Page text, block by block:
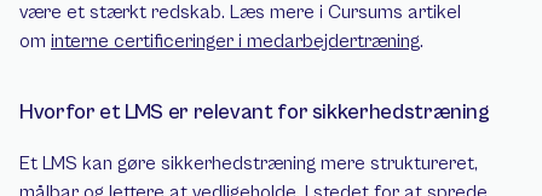
være et stærkt redskab. Læs mere i Cursums artikel
om interne certificeringer i medarbejdertræning.
Hvorfor et LMS er relevant for sikkerhedstræning
Et LMS kan gøre sikkerhedstræning mere struktureret,